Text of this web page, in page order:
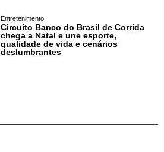
Entretenimento
Circuito Banco do Brasil de Corrida
chega a Natal e une esporte,
qualidade de vida e cenários
deslumbrantes